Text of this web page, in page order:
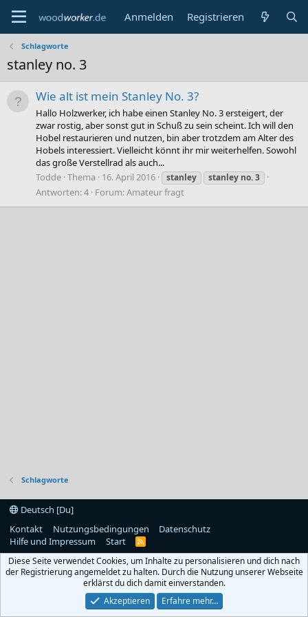
Anmelden Registrieren
Schlagworte
stanley no. 3
Wie alt ist mein Stanley No. 3?
Hallo Holzwerker, ich habe einen Stanley No. 3 ersteigert, der
zwar rostig, aber sonst gut in Schuß zu sein scheint. Ich will den
Hobel restaurieren und nutzen, bin aber trotzdem am Alter des
Hobels interessiert. Vielleicht könnt ihr mir weiterhelfen. Sowohl
das große Verstellrad als auch...
Todde Thema 16. April 2016 stanley stanley no.3
Antworten: 4 Forum:Amateur fragt
Schlagworte
Deutsch [Du]
Kontakt
Nutzungsbedingungen
Datenschutz
Hilfe und Impressum
Start
R
S
Diese Seite verwendet Cookies, um Inhalte zu personalisieren und dich nach
der Registrierung angemeldet zu halten. Durch die Nutzung unserer Webseite
erklärst du dich damit einverstanden.
Akzeptieren
Erfahre mehr…